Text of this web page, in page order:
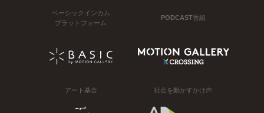
ベーシックインカム
プラットフォーム
PODCAST番組
アート基金 社会を動かすかけ声